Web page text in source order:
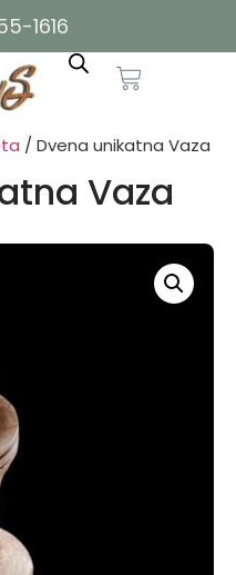
1616
/ Dvena unikatna Vaza
Vaza